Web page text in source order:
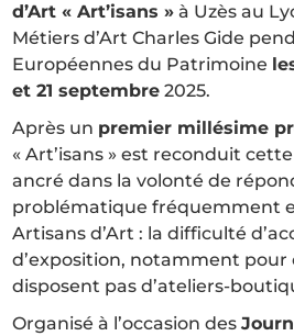
d’Art « Art’isans » à Uzès au
Métiers d’Art Charles Gide
Européennes du Patrimoine
et 21 septembre 2025.
Après un premier millésime
« Art’isans » est reconduit
ancré dans la volonté de
problématique fréquemment
Artisans d’Art : la difficulté
d’exposition, notamment pour
disposent pas d’ateliers-
Organisé à l’occasion des